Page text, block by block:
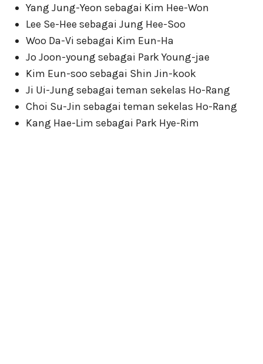
Yang Jung-Yeon sebagai Kim Hee-Won
Lee Se-Hee sebagai Jung Hee-Soo
Woo Da-Vi sebagai Kim Eun-Ha
Jo Joon-young sebagai Park Young-jae
Kim Eun-soo sebagai Shin Jin-kook
Ji Ui-Jung sebagai teman sekelas Ho-Rang
Choi Su-Jin sebagai teman sekelas Ho-Rang
Kang Hae-Lim sebagai Park Hye-Rim